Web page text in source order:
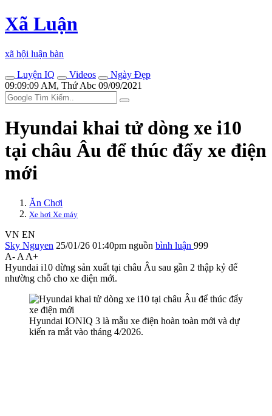
Xã Luận
xã hội luận bàn
Luyện IQ
Videos
Ngày Đẹp
09:09:09 AM, Thứ Abc 09/09/2021
Hyundai khai tử dòng xe i10
tại châu Âu để thúc đẩy xe điện
mới
Ăn Chơi
Xe hơi Xe máy
VN EN
Sky Nguyen 25/01/26 01:40pm nguồn bình luận 999
A- A A+
Hyundai i10 dừng sản xuất tại châu Âu sau gần 2 thập kỷ để
nhường chỗ cho xe điện mới.
Hyundai IONIQ 3 là mẫu xe điện hoàn toàn mới và dự
kiến ra mắt vào tháng 4/2026.